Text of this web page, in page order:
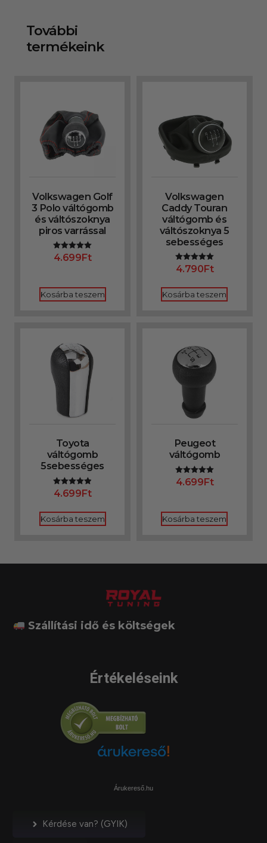
További
termékeink
Volkswagen Golf
3 Polo váltógomb
és váltószoknya
piros varrással
Értékelés:
5.00
4.699Ft
Kosárba teszem
Volkswagen
Caddy Touran
váltógomb és
váltószoknya 5
sebességes
Értékelés:
5.00
4.790Ft
Kosárba teszem
Toyota
váltógomb
5sebességes
Értékelés:
4.91
4.699Ft
Kosárba teszem
Peugeot
váltógomb
Értékelés:
5.00
4.699Ft
Kosárba teszem
Szállítási idő és költségek
Értékeléseink
Árukereső.hu
Kérdése van? (GYIK)